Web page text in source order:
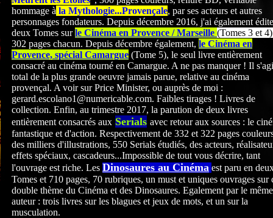
hommage à la Mythologie...Provençale, par ses acteurs et autres
personnages fondateurs. Depuis décembre 2016, j'ai également
deux Tomes surle Cinéma en Provence / Marseille (Tomes 3 et 4)
302 pages chacun. Depuis décembre également, le Cinéma en
Provence, spécial Camargue (Tome 5), le seul livre entièrement
consacré au cinéma tourné en Camargue. A ne pas manquer ! Il
total de la plus grande oeuvre jamais parue, relative au cinéma
provençal. A voir sur Price Minister, ou auprès de moi :
gerard.escolano1@numericable.com. Faibles tirages ! Livres de
collection. Enfin, au trimestre 2017, la parution de deux livres
entièrement consacrés aux Serials avec retour aux sources : le
fantastique et d'action. Respectivement de 332 et 322 pages
des milliers d'illustrations, 550 Serials étudiés, des acteurs,
effets spéciaux, cascadeurs...Impossible de tout vous décrire, tant
l'ouvrage est riche. Les Dinosaures au Cinéma est paru en
Tomes et 710 pages, 70 rubriques, un must et uniques ouvrages sur
double thème du Cinéma et des Dinosaures. Egalement par le même
auteur : trois livres sur les blagues et jeux de mots, et un sur la
musculation.